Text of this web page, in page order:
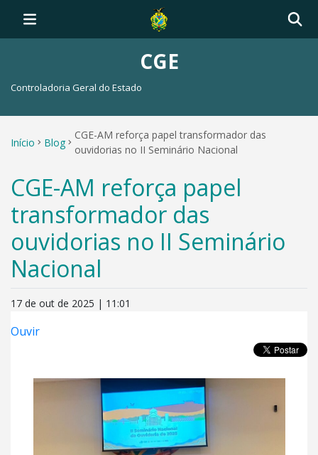
CGE
Controladoria Geral do Estado
Início Blog
CGE-AM reforça papel transformador das
ouvidorias no II Seminário Nacional
CGE-AM reforça papel
transformador das
ouvidorias no II Seminário
Nacional
17 de out de 2025 | 11:01
Ouvir